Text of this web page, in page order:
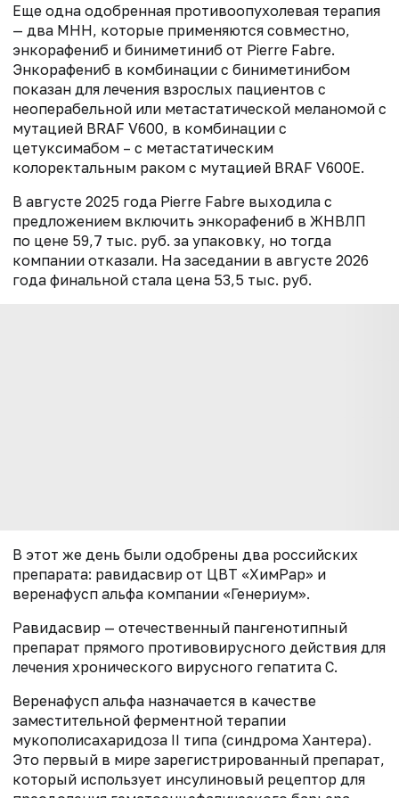
Еще одна одобренная противоопухолевая терапия
— два МНН, которые применяются совместно,
энкорафениб и биниметиниб от Pierre Fabre.
Энкорафениб в комбинации с биниметинибом
показан для лечения взрослых пациентов с
неоперабельной или метастатической меланомой с
мутацией BRAF V600, в комбинации с
цетуксимабом – с метастатическим
колоректальным раком с мутацией BRAF V600E.
В августе 2025 года Pierre Fabre выходила с
предложением включить энкорафениб в ЖНВЛП
по цене 59,7 тыс. руб. за упаковку, но тогда
компании отказали. На заседании в августе 2026
года финальной стала цена 53,5 тыс. руб.
В этот же день были одобрены два российских
препарата: равидасвир от ЦВТ «ХимРар» и
веренафусп альфа компании «Генериум».
Равидасвир — отечественный пангенотипный
препарат прямого противовирусного действия для
лечения хронического вирусного гепатита С.
Веренафусп альфа назначается в качестве
заместительной ферментной терапии
мукополисахаридоза II типа (синдрома Хантера).
Это первый в мире зарегистрированный препарат,
который использует инсулиновый рецептор для